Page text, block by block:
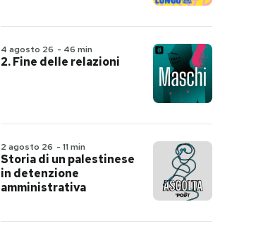
4 agosto 26 - 46 min
2. Fine delle relazioni
2 agosto 26 - 11 min
Storia di un palestinese
in detenzione
amministrativa